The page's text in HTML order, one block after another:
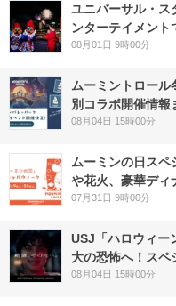
ユニバーサル・ス
ンターテイメント
08月01日 9時00分
ムーミントロール
別コラボ開催情報
08月04日 15時00分
ムーミンの日スペ
や花火、豪華ディ
07月31日 9時00分
USJ「ハロウィー
大の恐怖へ！スペ
08月04日 15時00分